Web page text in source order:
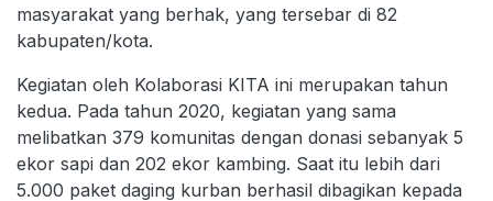
masyarakat yang berhak, yang tersebar di 82
kabupaten/kota.
Kegiatan oleh Kolaborasi KITA ini merupakan tahun
kedua. Pada tahun 2020, kegiatan yang sama
melibatkan 379 komunitas dengan donasi sebanyak 5
ekor sapi dan 202 ekor kambing. Saat itu lebih dari
5.000 paket daging kurban berhasil dibagikan kepada